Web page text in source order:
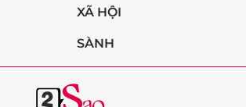
XÃ HỘI
SÀNH